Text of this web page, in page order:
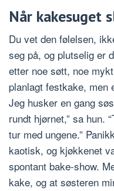
Når kakesuget
Du vet den følelsen,
seg på, og plutselig er
etter noe søtt, noe
planlagt festkake, men
Jeg husker en gang
rundt hjørnet,” sa hun.
tur med ungene.”
kaotisk, og kjøkkenet
spontant bake-show.
kake, og at søsteren